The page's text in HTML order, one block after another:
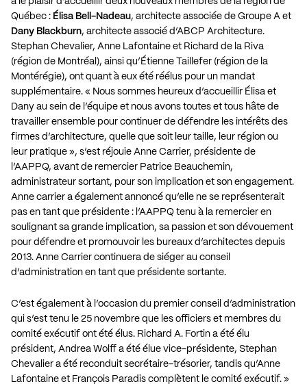
Québec : Élisa Bell-Nadeau, architecte associée de Groupe A et
Dany Blackburn, architecte associé d’ABCP Architecture.
Stephan Chevalier, Anne Lafontaine et Richard de la Riva
(région de Montréal), ainsi qu’Étienne Taillefer (région de la
Montérégie), ont quant à eux été réélus pour un mandat
supplémentaire. « Nous sommes heureux d’accueillir Élisa et
Dany au sein de l’équipe et nous avons toutes et tous hâte de
travailler ensemble pour continuer de défendre les intérêts des
firmes d’architecture, quelle que soit leur taille, leur région ou
leur pratique », s’est réjouie Anne Carrier, présidente de
l’AAPPQ, avant de remercier Patrice Beauchemin,
administrateur sortant, pour son implication et son engagement.
Anne carrier a également annoncé qu’elle ne se représenterait
pas en tant que présidente : l’AAPPQ tenu à la remercier en
soulignant sa grande implication, sa passion et son dévouement
pour défendre et promouvoir les bureaux d’architectes depuis
2013. Anne Carrier continuera de siéger au conseil
d’administration en tant que présidente sortante.
C’est également à l’occasion du premier conseil d’administration
qui s’est tenu le 25 novembre que les officiers et membres du
comité exécutif ont été élus. Richard A. Fortin a été élu
président, Andrea Wolff a été élue vice-présidente, Stephan
Chevalier a été reconduit secrétaire-trésorier, tandis qu’Anne
Lafontaine et François Paradis complètent le comité exécutif. »